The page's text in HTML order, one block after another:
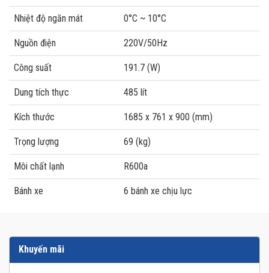
Nhiệt độ ngăn mát 0°C ~ 10°C
Nguồn điện 220V/50Hz
Công suất 191.7 (W)
Dung tích thực 485 lít
Kích thước 1685 x 761 x 900 (mm)
Trọng lượng 69 (kg)
Môi chất lạnh R600a
Bánh xe 6 bánh xe chịu lực
Khuyến mãi